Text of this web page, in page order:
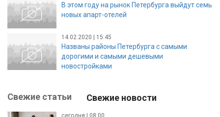
В этом году на рынок Петербурга выйдут семь
новых апарт-отелей
14.02.2020 | 15:45
Названы районы Петербурга с самыми
дорогими и самыми дешевыми
новостройками
Свежие статьи Свежие новости
сегодня | 08:00